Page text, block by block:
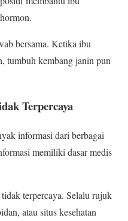
bersama. Ketika ibu
tumbuh kembang janin pun
Terpercaya
informasi dari berbagai
memiliki dasar medis
terpercaya. Selalu rujuk
atau situs kesehatan